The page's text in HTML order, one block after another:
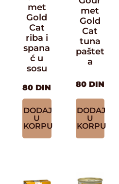
met
Gold
Cat
riba i
spana
ć u
sosu
80 DIN
DODAJ
U
KORPU
met
Gold
Cat
tuna
paštet
a
80 DIN
DODAJ
U
KORPU